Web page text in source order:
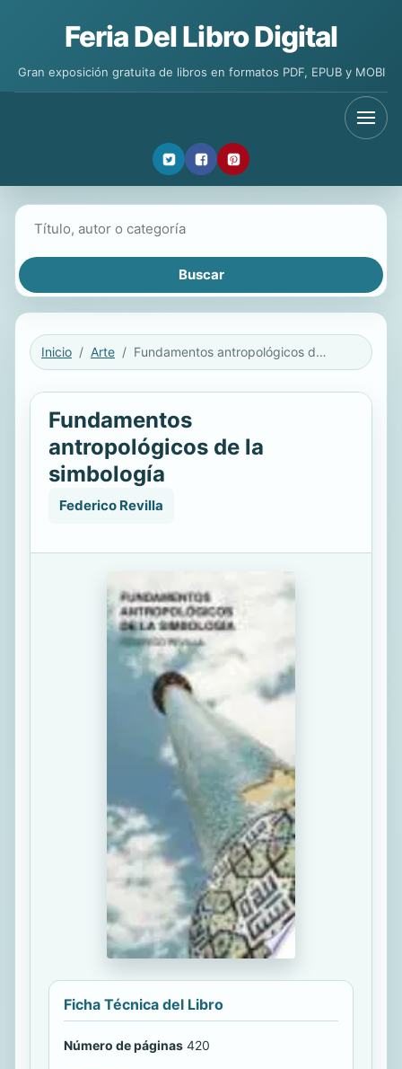
Feria Del Libro Digital
Gran exposición gratuita de libros en formatos PDF, EPUB y MOBI
Inicio Arte Fundamentos antropológicos de la simbología
Fundamentos
antropológicos de la
simbología
Federico Revilla
Ficha Técnica del Libro
Número de páginas 420